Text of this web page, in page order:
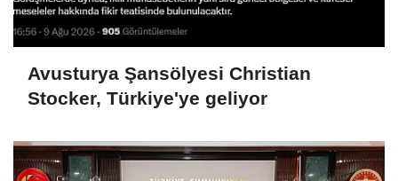
Avusturya Şansölyesi Christian
Stocker, Türkiye'ye geliyor